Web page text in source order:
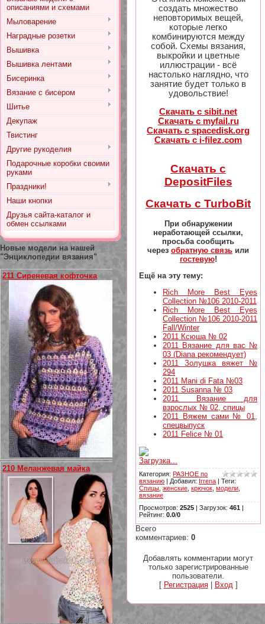
описаниями и схемами
Мыловарение
Наградные розетки
Вышивка
Вышивка лентами
Бисеринка
Вязание с бисером
Шитье
Декупаж
Твистинг
Другие рукоделия
Подарочные коробки своими
руками
Праздники!
Наши кнопки
Друзья сайта-каталог и
обмен ссылками
Новые модели на нашей
"Энциклопедии вязания"
211 Сиреневая кофточка
210 Меланжевая майка
создать множество
неповторимых вещей,
которые легко
комбинируются между
собой. Схемы вязания,
выкройки и цветные
иллюстрации - всё
настолько наглядно, что
занятие будет только в
удовольствие!
Скачать с sibit.net
Скачать с myfail.ru
Скачать с spacedisk.org
Скачать с i-filez.com
Скачать с
DepositFiles
Скачать с TurboBit
При обнаружении
неработающей ссылки,
просьба сообщить
через обратную связь или
гостевую!
Ещё на эту тему:
Rich More Best Eyes
Collection №106 2010-2011
Rich More Best Eyes
Collection №106 2010-2011
Fall/Winter
2011 Ксюша № 02
2011 Вязание для вас №
03 (Diana рекомендует)
2011 Золушка вяжет №
294
2011 Mani di Fata №03
2011 Susanna № 03
2011 Вязание для
взрослых № 02, спицы
2011 Вяжем сами № 01,
спецвыпуск
2011 Felice № 01
Загрузка...
Категория: РАЗНОЕ по
вязанию | Добавил: Irrena | Теги:
Спицы женские крючок модели
вязание
Просмотров: 2525 | Загрузок: 461 |
Рейтинг: 0.0/0
Всего
комментариев: 0
Добавлять комментарии могут
только зарегистрированные
пользователи.
[ Регистрация| Вход]